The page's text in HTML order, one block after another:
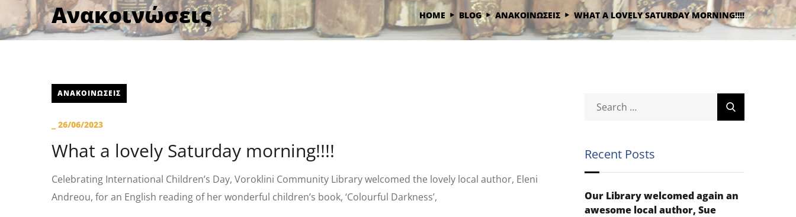
Ανακοινώσεις HOME BLOG ΑΝΑΚΟΙΝΩΣΕΙΣ WHAT A LOVELY SATURDAY MORNING!!!!
ΑΝΑΚΟΙΝΩΣΕΙΣ
26/06/2023
What a lovely Saturday morning!!!!
Celebrating International Children’s Day, Voroklini Community Library welcomed the lovely local author, Eleni
Andreou, for an English reading of her wonderful children’s book, ‘Colourful Darkness’,
Recent Posts
Our Library welcomed again an
awesome local author, Sue